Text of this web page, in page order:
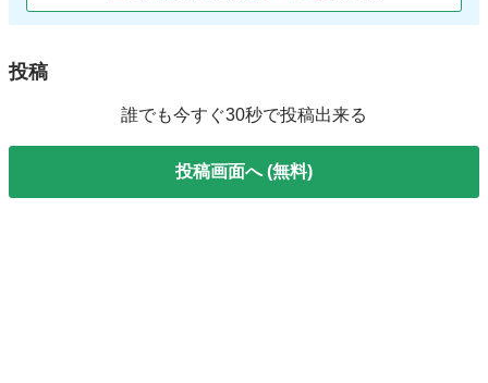
投稿
誰でも今すぐ30秒で投稿出来る
投稿画面へ (無料)